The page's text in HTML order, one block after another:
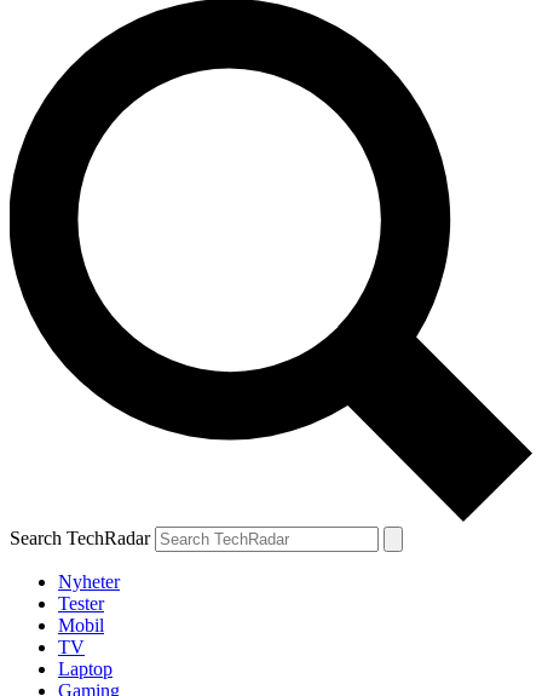
Search TechRadar
Nyheter
Tester
Mobil
TV
Laptop
Gaming